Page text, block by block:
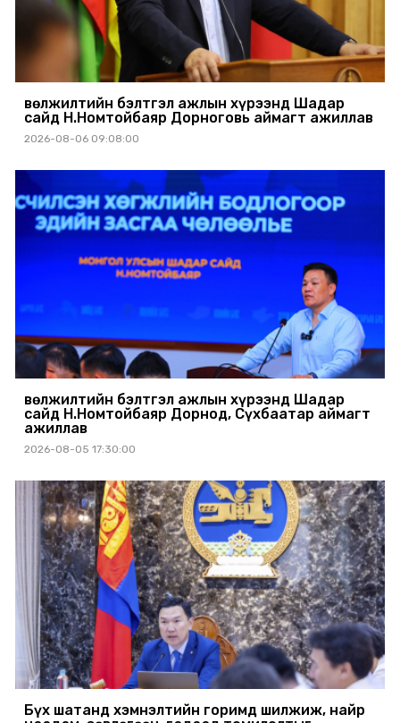
Өвөлжилтийн бэлтгэл ажлын хүрээнд Шадар
сайд Н.Номтойбаяр Дорноговь аймагт ажиллав
2026-08-06 09:08:00
Өвөлжилтийн бэлтгэл ажлын хүрээнд Шадар
сайд Н.Номтойбаяр Дорнод, Сүхбаатар аймагт
ажиллав
2026-08-05 17:30:00
Бүх шатанд хэмнэлтийн горимд шилжиж, найр